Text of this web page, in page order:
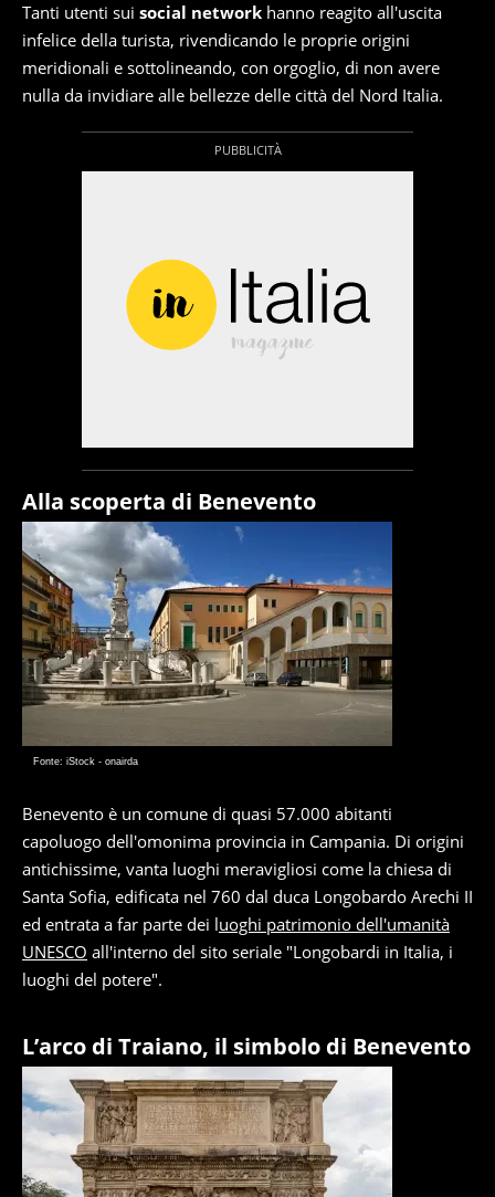
Tanti utenti sui social network hanno reagito all'uscita
infelice della turista, rivendicando le proprie origini
meridionali e sottolineando, con orgoglio, di non avere
nulla da invidiare alle bellezze delle città del Nord Italia.
Alla scoperta di Benevento
Fonte: iStock - onairda
Benevento è un comune di quasi 57.000 abitanti
capoluogo dell'omonima provincia in Campania. Di origini
antichissime, vanta luoghi meravigliosi come la chiesa di
Santa Sofia, edificata nel 760 dal duca Longobardo Arechi II
ed entrata a far parte dei luoghi patrimonio dell'umanità
UNESCO all'interno del sito seriale "Longobardi in Italia, i
luoghi del potere".
L’arco di Traiano, il simbolo di Benevento